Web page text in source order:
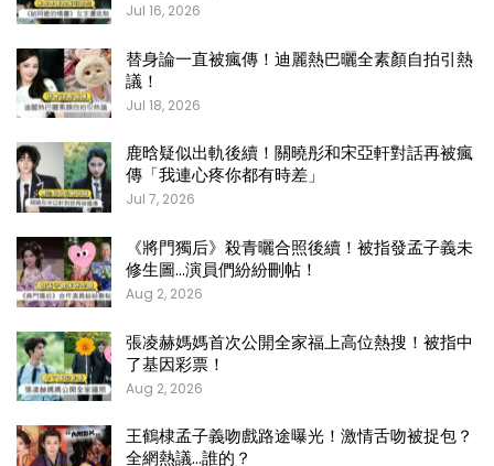
Jul 16, 2026
替身論一直被瘋傳！迪麗熱巴曬全素顏自拍引熱
議！
Jul 18, 2026
鹿晗疑似出軌後續！關曉彤和宋亞軒對話再被瘋
傳「我連心疼你都有時差」
Jul 7, 2026
《將門獨后》殺青曬合照後續！被指發孟子義未
修生圖…演員們紛紛刪帖！
Aug 2, 2026
張凌赫媽媽首次公開全家福上高位熱搜！被指中
了基因彩票！
Aug 2, 2026
王鶴棣孟子義吻戲路途曝光！激情舌吻被捉包？
全網熱議…誰的？